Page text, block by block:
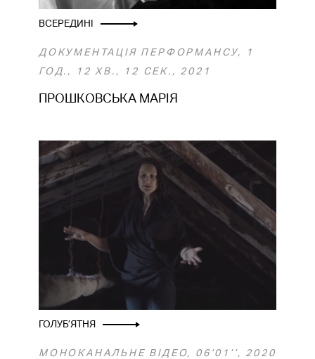
ВСЕРЕДИНІ
ДОКУМЕНТАЦІЯ ПЕРФОРМАНСУ, 1
ГОД., 12 ХВ., 12 СЕК., 2021
ПРОШКОВСЬКА МАРІЯ
ГОЛУБ’ЯТНЯ
МОНОКАНАЛЬНЕ ВІДЕО, 06’01’’, 2020